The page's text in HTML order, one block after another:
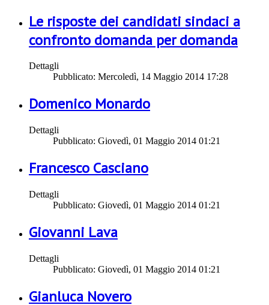
Le risposte dei candidati sindaci a
confronto domanda per domanda
Dettagli
Pubblicato: Mercoledì, 14 Maggio 2014 17:28
Domenico Monardo
Dettagli
Pubblicato: Giovedì, 01 Maggio 2014 01:21
Francesco Casciano
Dettagli
Pubblicato: Giovedì, 01 Maggio 2014 01:21
Giovanni Lava
Dettagli
Pubblicato: Giovedì, 01 Maggio 2014 01:21
Gianluca Novero